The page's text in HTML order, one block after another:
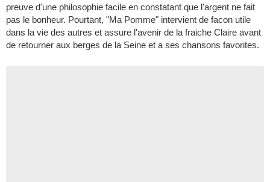
preuve d'une philosophie facile en constatant que l'argent ne fait
pas le bonheur. Pourtant, "Ma Pomme" intervient de facon utile
dans la vie des autres et assure l'avenir de la fraiche Claire avant
de retourner aux berges de la Seine et a ses chansons favorites.